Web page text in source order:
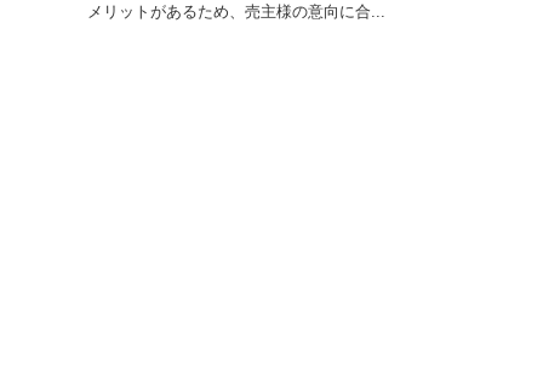
メリットがあるため、売主様の意向に合...